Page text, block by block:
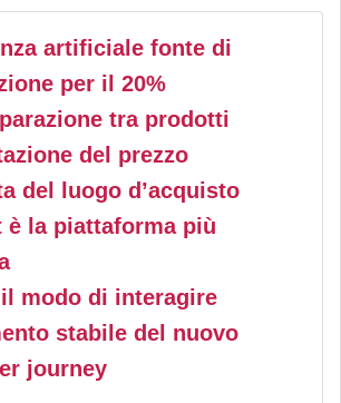
artificiale fonte di
per il 20%
tra prodotti
del prezzo
del luogo d’acquisto
è la piattaforma più
modo di interagire
stabile del nuovo
journey